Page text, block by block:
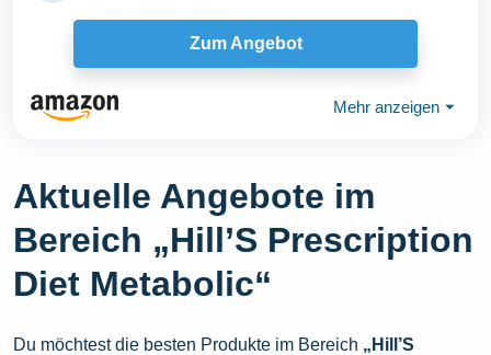
Zum Angebot
Mehr anzeigen ⏷
Aktuelle Angebote im
Bereich „Hill’S Prescription
Diet Metabolic“
Du möchtest die besten Produkte im Bereich „Hill’S